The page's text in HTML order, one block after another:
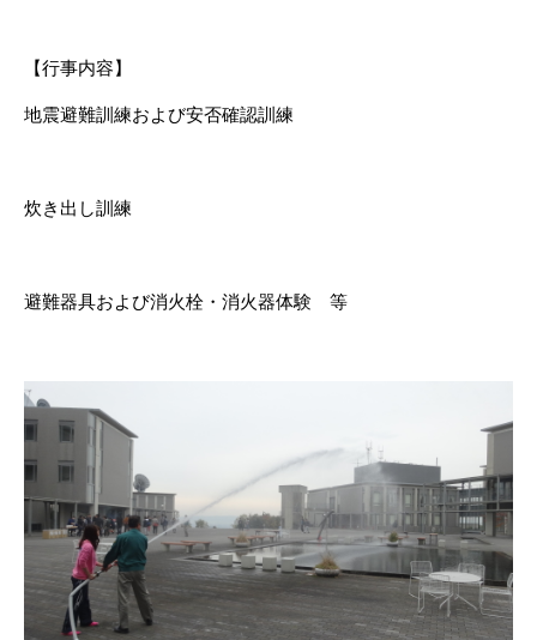
【行事内容】
地震避難訓練および安否確認訓練
炊き出し訓練
避難器具および消火栓・消火器体験 等